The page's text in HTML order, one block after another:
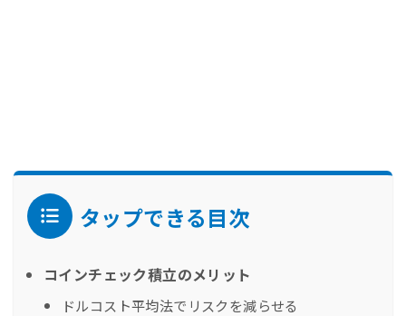
タップできる目次
コインチェック積立のメリット
ドルコスト平均法でリスクを減らせる